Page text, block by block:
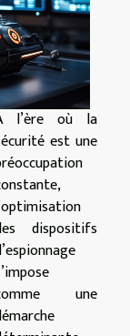
l’ère où la
est une
dispositifs
une